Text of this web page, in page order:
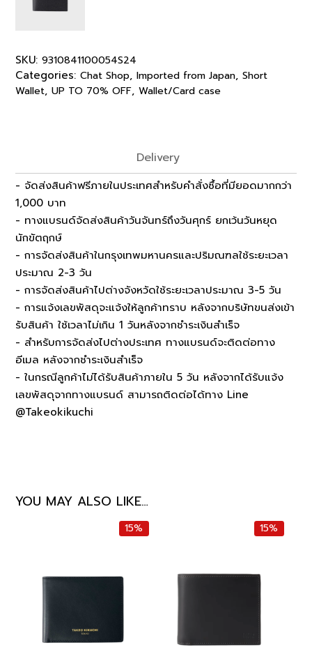
SKU: 9310841100054S24
Categories: Chat Shop, Imported from Japan, Short
Wallet, UP TO 70% OFF, Wallet/Card case
Delivery
- จัดส่งสินค้าฟรีภายในประเทศสำหรับคำสั่งซื้อที่มียอดมากกว่า
1,000 บาท
- ทางแบรนด์จัดส่งสินค้าวันจันทร์ถึงวันศุกร์ ยกเว้นวันหยุด
นักขัตฤกษ์
- การจัดส่งสินค้าในกรุงเทพมหานครและปริมณฑลใช้ระยะเวลา
ประมาณ 2-3 วัน
- การจัดส่งสินค้าไปต่างจังหวัดใช้ระยะเวลาประมาณ 3-5 วัน
- การแจ้งเลขพัสดุจะแจ้งให้ลูกค้าทราบ หลังจากบริษัทขนส่งเข้า
รับสินค้า ใช้เวลาไม่เกิน 1 วันหลังจากชำระเงินสำเร็จ
- สำหรับการจัดส่งไปต่างประเทศ ทางแบรนด์จะติดต่อทาง
อีเมล หลังจากชำระเงินสำเร็จ
- ในกรณีลูกค้าไม่ได้รับสินค้าภายใน 5 วัน หลังจากได้รับแจ้ง
เลขพัสดุจากทางแบรนด์ สามารถติดต่อได้ทาง Line
@Takeokikuchi
YOU MAY ALSO LIKE…
15% 15%